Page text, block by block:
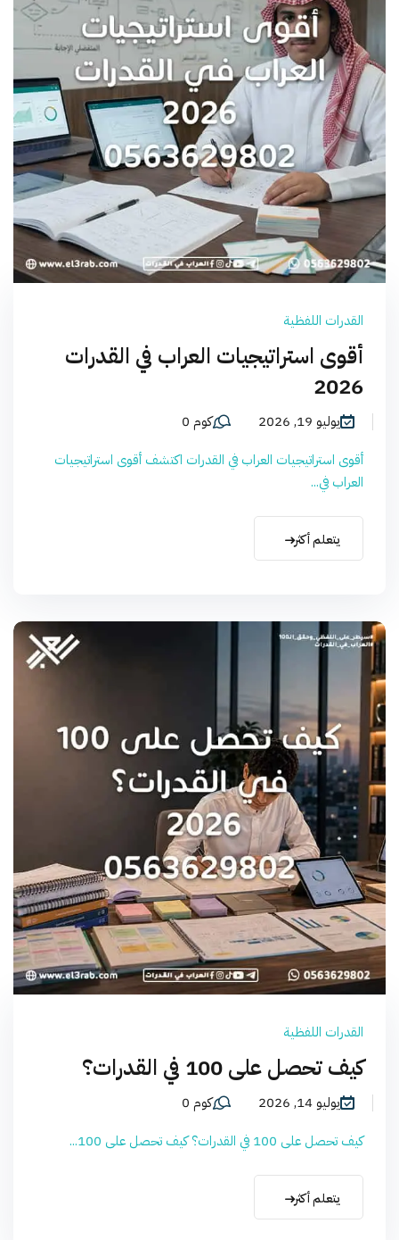
القدرات اللفظية
أقوى استراتيجيات العراب في القدرات
2026
يوليو 19, 2026
كوم 0
أقوى استراتيجيات العراب في القدرات اكتشف أقوى استراتيجيات
العراب في...
يتعلم أكثر
القدرات اللفظية
كيف تحصل على 100 في القدرات؟
يوليو 14, 2026
كوم 0
كيف تحصل على 100 في القدرات؟ كيف تحصل على 100...
يتعلم أكثر